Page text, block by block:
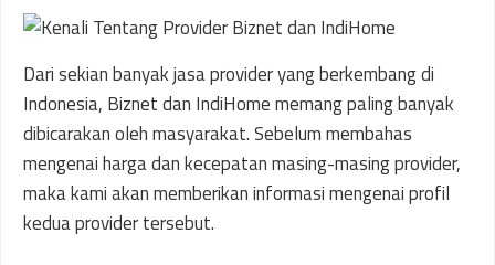
Dari sekian banyak jasa provider yang berkembang di
Indonesia, Biznet dan IndiHome memang paling banyak
dibicarakan oleh masyarakat. Sebelum membahas
mengenai harga dan kecepatan masing-masing provider,
maka kami akan memberikan informasi mengenai profil
kedua provider tersebut.